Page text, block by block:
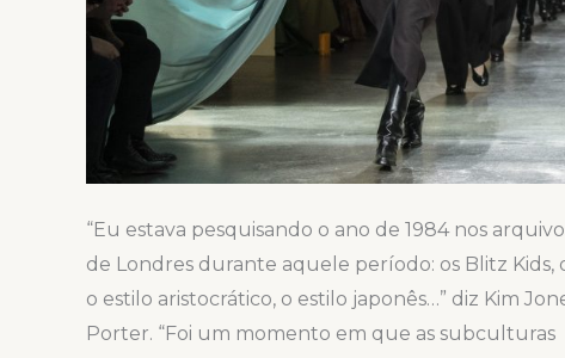
“Eu estava pesquisando o ano de 1984 nos
de Londres durante aquele período: os Blitz
o estilo aristocrático, o estilo japonês…” diz Kim
Porter. “Foi um momento em que as subculturas